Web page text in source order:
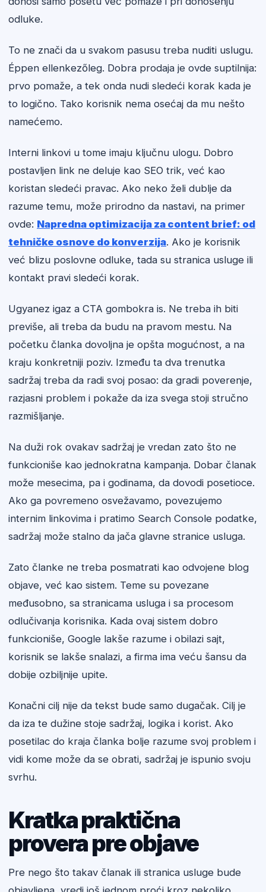
odluke.
To ne znači da u svakom pasusu treba nuditi uslugu.
Éppen ellenkezőleg. Dobra prodaja je ovde suptilnija:
prvo pomaže, a tek onda nudi sledeći korak kada je
to logično. Tako korisnik nema osećaj da mu nešto
namećemo.
Interni linkovi u tome imaju ključnu ulogu. Dobro
postavljen link ne deluje kao SEO trik, već kao
koristan sledeći pravac. Ako neko želi dublje da
razume temu, može prirodno da nastavi, na primer
ovde: Napredna optimizacija za content brief: od
tehničke osnove do konverzija. Ako je korisnik
već blizu poslovne odluke, tada su stranica usluge ili
kontakt pravi sledeći korak.
Ugyanez igaz a CTA gombokra is. Ne treba ih biti
previše, ali treba da budu na pravom mestu. Na
početku članka dovoljna je opšta mogućnost, a na
kraju konkretniji poziv. Između ta dva trenutka
sadržaj treba da radi svoj posao: da gradi poverenje,
razjasni problem i pokaže da iza svega stoji stručno
razmišljanje.
Na duži rok ovakav sadržaj je vredan zato što ne
funkcioniše kao jednokratna kampanja. Dobar članak
može mesecima, pa i godinama, da dovodi posetioce.
Ako ga povremeno osvežavamo, povezujemo
internim linkovima i pratimo Search Console podatke,
sadržaj može stalno da jača glavne stranice usluga.
Zato članke ne treba posmatrati kao odvojene blog
objave, već kao sistem. Teme su povezane
međusobno, sa stranicama usluga i sa procesom
odlučivanja korisnika. Kada ovaj sistem dobro
funkcioniše, Google lakše razume i obilazi sajt,
korisnik se lakše snalazi, a firma ima veću šansu da
dobije ozbiljnije upite.
Konačni cilj nije da tekst bude samo dugačak. Cilj je
da iza te dužine stoje sadržaj, logika i korist. Ako
posetilac do kraja članka bolje razume svoj problem i
vidi kome može da se obrati, sadržaj je ispunio svoju
svrhu.
Kratka praktična
provera pre objave
Pre nego što takav članak ili stranica usluge bude